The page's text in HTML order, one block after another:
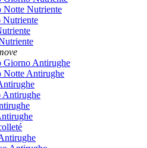
Notte Nutriente
Nutriente
Giorno Antirughe
Notte Antirughe
Antirughe